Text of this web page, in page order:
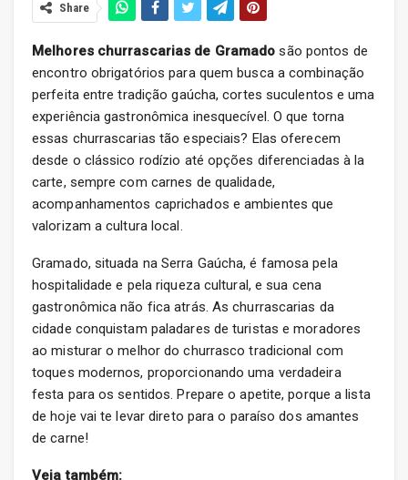
Share
Melhores churrascarias de Gramado são pontos de
encontro obrigatórios para quem busca a combinação
perfeita entre tradição gaúcha, cortes suculentos e uma
experiência gastronômica inesquecível. O que torna
essas churrascarias tão especiais? Elas oferecem
desde o clássico rodízio até opções diferenciadas à la
carte, sempre com carnes de qualidade,
acompanhamentos caprichados e ambientes que
valorizam a cultura local.
Gramado, situada na Serra Gaúcha, é famosa pela
hospitalidade e pela riqueza cultural, e sua cena
gastronômica não fica atrás. As churrascarias da
cidade conquistam paladares de turistas e moradores
ao misturar o melhor do churrasco tradicional com
toques modernos, proporcionando uma verdadeira
festa para os sentidos. Prepare o apetite, porque a lista
de hoje vai te levar direto para o paraíso dos amantes
de carne!
Veja também: